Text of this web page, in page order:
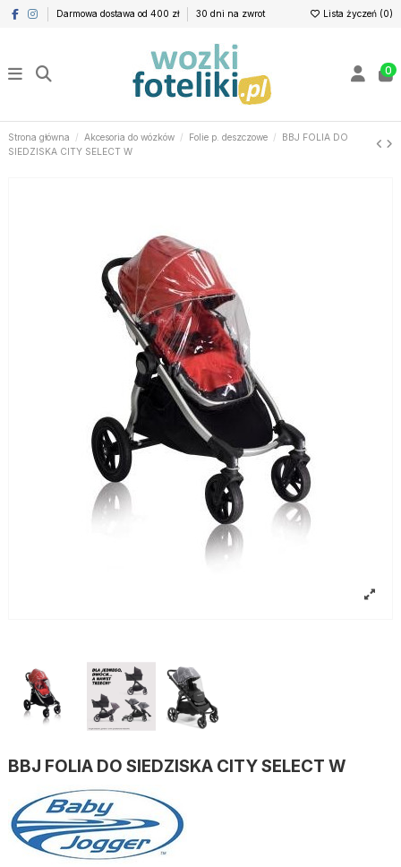
Darmowa dostawa od 400 zł 30 dni na zwrot Lista życzeń (0)
0
Strona główna Akcesoria do wózków Folie p. deszczowe
BBJ FOLIA DO
SIEDZISKA CITY SELECT W
BBJ FOLIA DO SIEDZISKA CITY SELECT W